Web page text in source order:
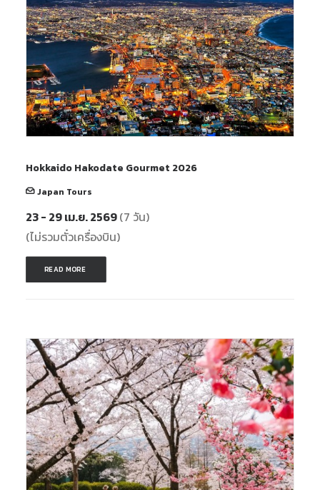
Hokkaido Hakodate Gourmet 2026
Japan Tours
23 - 29 เม.ย. 2569(7 วัน)
(ไม่รวมตั๋วเครื่องบิน)
READ MORE